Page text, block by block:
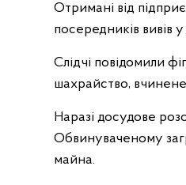
Отримані від
посередників вивів
Слідчі повідомили
шахрайство,
Наразі досудове
Обвинуваченому
майна.